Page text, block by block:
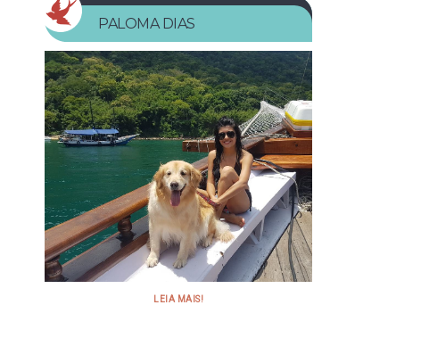
PALOMA DIAS
LEIA MAIS!